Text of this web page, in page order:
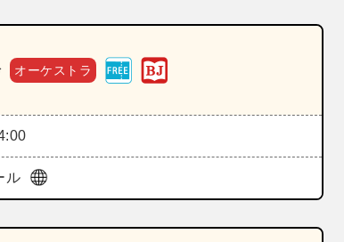
オーケストラ
ル